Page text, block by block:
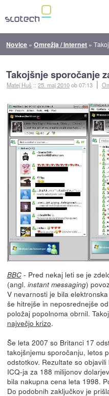
Novice »Omrežja / internet »
Takojšnje sporočanje
Matej Huš ::25. maj 2010ob 07:13
BBC- Pred nekaj leti se je
(angl. instant messaging)
V nevarnosti je bila
še hitrejše in neposrednejše
položaj popolnoma obrnil.
največjo krizo.
Še leta 2007 so Britanci 17
takojšnjemu sporočanju, letos
odstotkov. Rezultate so
ICQ-ja za 188 milijonov
bila nakupna cena leta 1998.
Do podobnih zaključkov je